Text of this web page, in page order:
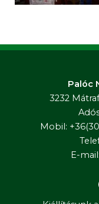
Palóc
3232
Mobil:
E-mail: